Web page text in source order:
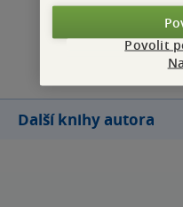
Další knihy autora
Povolit